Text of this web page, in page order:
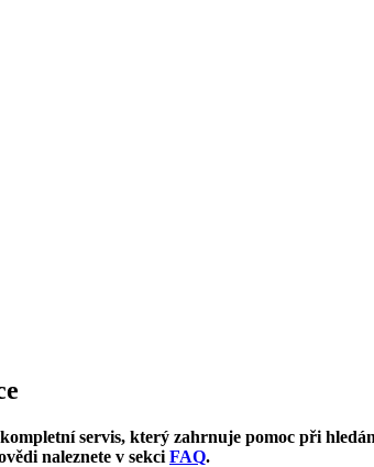
servis, který zahrnuje pomoc při
naleznete v sekci FAQ.